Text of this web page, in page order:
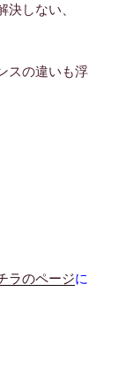
しない、
スの違いも浮
ラのページに